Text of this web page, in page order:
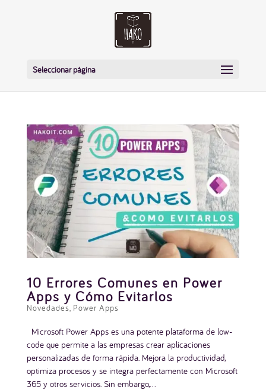
Seleccionar página
10 Errores Comunes en Power
Apps y Cómo Evitarlos
Novedades, Power Apps
Microsoft Power Apps es una potente plataforma de low-
code que permite a las empresas crear aplicaciones
personalizadas de forma rápida. Mejora la productividad,
optimiza procesos y se integra perfectamente con Microsoft
365 y otros servicios. Sin embargo,...